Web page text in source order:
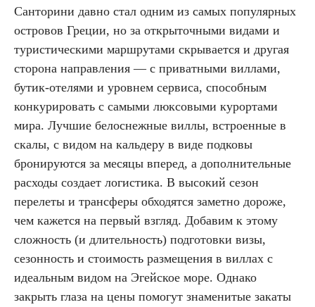
Санторини давно стал одним из самых популярных
островов Греции, но за открыточными видами и
туристическими маршрутами скрывается и другая
сторона направления — с приватными виллами,
бутик-отелями и уровнем сервиса, способным
конкурировать с самыми люксовыми курортами
мира. Лучшие белоснежные виллы, встроенные в
скалы, с видом на кальдеру в виде подковы
бронируются за месяцы вперед, а дополнительные
расходы создает логистика. В высокий сезон
перелеты и трансферы обходятся заметно дороже,
чем кажется на первый взгляд. Добавим к этому
сложность (и длительность) подготовки визы,
сезонность и стоимость размещения в виллах с
идеальным видом на Эгейское море. Однако
закрыть глаза на цены помогут знаменитые закаты